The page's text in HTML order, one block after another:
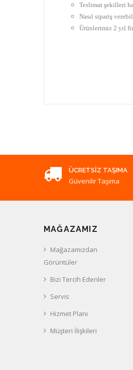
Teslimat şekilleri
Nasıl sipariş
Ürünlerimiz 2 yıl
ÜCRETSIZ TAŞIMA
Güvenilir Taşıma
MAĞAZAMIZ
Mağazamızdan
Görüntüler
Bizi Tercih Edenler
Servis
Hizmet Planı
Müşteri İlişkileri